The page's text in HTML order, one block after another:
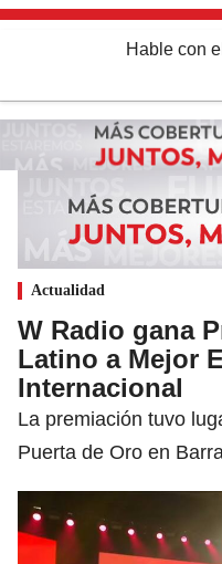
Hable con el
Actualidad
W Radio gana
Latino a Mejor
Internacional
La premiación tuvo
Puerta de Oro en